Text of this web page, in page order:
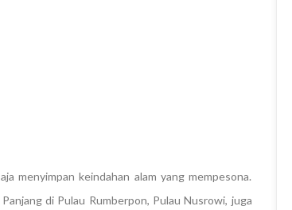
menyimpan keindahan alam yang mempesona.
di Pulau Rumberpon, Pulau Nusrowi, juga